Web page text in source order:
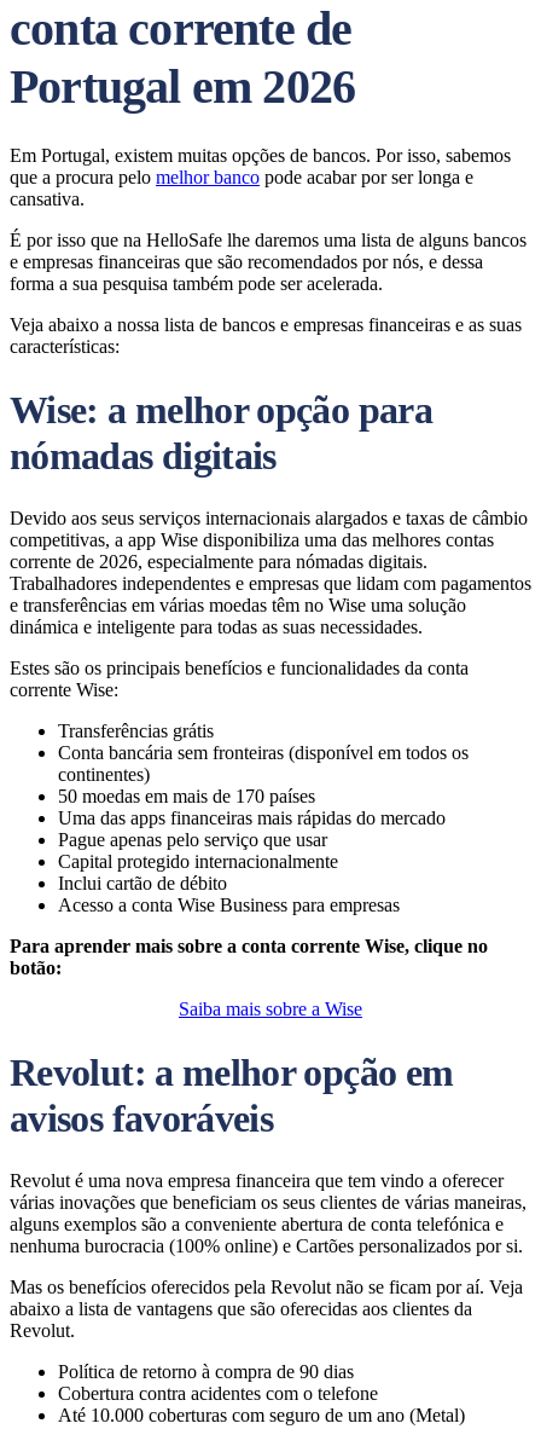
conta corrente de
Portugal em 2026
Em Portugal, existem muitas opções de bancos. Por isso, sabemos
que a procura pelo melhor banco pode acabar por ser longa e
cansativa.
É por isso que na HelloSafe lhe daremos uma lista de alguns bancos
e empresas financeiras que são recomendados por nós, e dessa
forma a sua pesquisa também pode ser acelerada.
Veja abaixo a nossa lista de bancos e empresas financeiras e as suas
características:
Wise: a melhor opção para
nómadas digitais
Devido aos seus serviços internacionais alargados e taxas de câmbio
competitivas, a app Wise disponibiliza uma das melhores contas
corrente de 2026, especialmente para nómadas digitais.
Trabalhadores independentes e empresas que lidam com pagamentos
e transferências em várias moedas têm no Wise uma solução
dinámica e inteligente para todas as suas necessidades.
Estes são os principais benefícios e funcionalidades da conta
corrente Wise:
Transferências grátis
Conta bancária sem fronteiras (disponível em todos os
continentes)
50 moedas em mais de 170 países
Uma das apps financeiras mais rápidas do mercado
Pague apenas pelo serviço que usar
Capital protegido internacionalmente
Inclui cartão de débito
Acesso a conta Wise Business para empresas
Para aprender mais sobre a conta corrente Wise, clique no
botão:
Saiba mais sobre a Wise
Revolut: a melhor opção em
avisos favoráveis
Revolut é uma nova empresa financeira que tem vindo a oferecer
várias inovações que beneficiam os seus clientes de várias maneiras,
alguns exemplos são a conveniente abertura de conta telefónica e
nenhuma burocracia (100% online) e Cartões personalizados por si.
Mas os benefícios oferecidos pela Revolut não se ficam por aí. Veja
abaixo a lista de vantagens que são oferecidas aos clientes da
Revolut.
Política de retorno à compra de 90 dias
Cobertura contra acidentes com o telefone
Até 10.000 coberturas com seguro de um ano (Metal)